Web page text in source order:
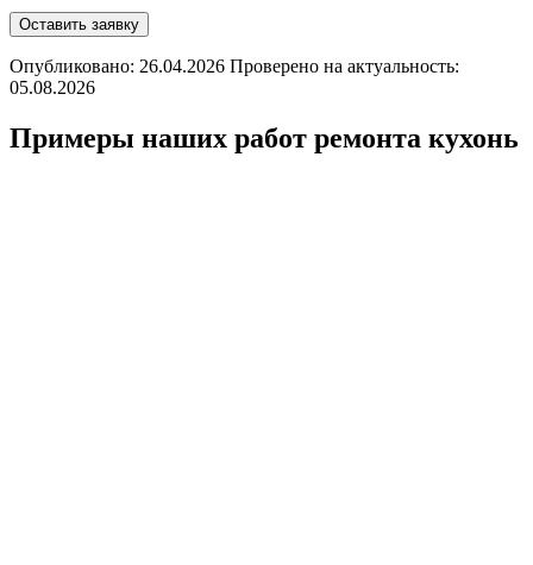
Оставить заявку
Опубликовано: 26.04.2026 Проверено на актуальность:
05.08.2026
Примеры наших работ ремонта кухонь